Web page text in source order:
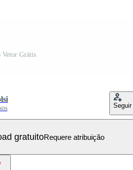
Vetor Grátis
Seguir
gratuitoRequere atribuição